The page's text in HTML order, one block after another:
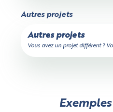
Autres projets
Autres projets
Vous avez un projet différent ?
Un peu de